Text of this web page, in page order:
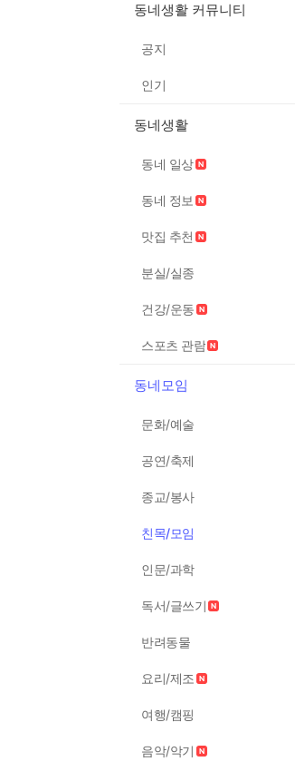
동네생활 커뮤니티
공지
인기
동네생활
동네 일상
동네 정보
맛집 추천
분실/실종
건강/운동
스포츠 관람
동네모임
문화/예술
공연/축제
종교/봉사
친목/모임
인문/과학
독서/글쓰기
반려동물
요리/제조
여행/캠핑
음악/악기